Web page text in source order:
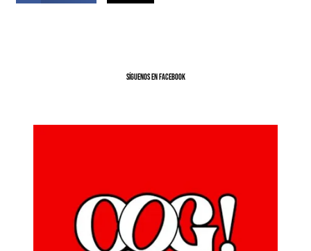
SíGUENOS EN FACEBOOK